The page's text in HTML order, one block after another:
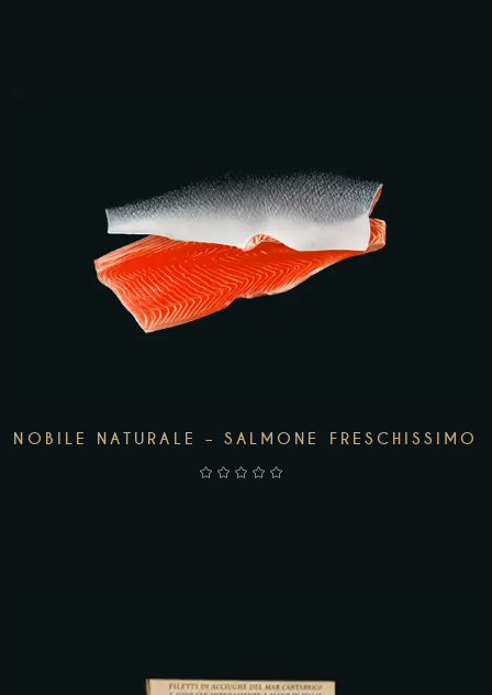
LEGGI TUTTO
NOBILE NATURALE – SALMONE FRESCHISSIMO